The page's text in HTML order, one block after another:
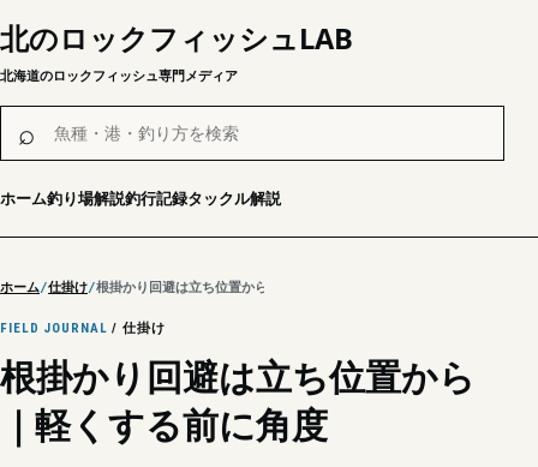
北のロックフィッシュLAB
北海道のロックフィッシュ専門メディア
魚種・港・釣り方を検索
⌕
ホーム釣り場解説釣行記録タックル解説
ホーム 仕掛け 根掛かり回避は立ち位置から｜軽くする前に角度
FIELD JOURNAL / 仕掛け
根掛かり回避は立ち位置から
｜軽くする前に角度